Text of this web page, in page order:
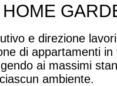
e direzione
di appartamenti in
ai massimi
ambiente.